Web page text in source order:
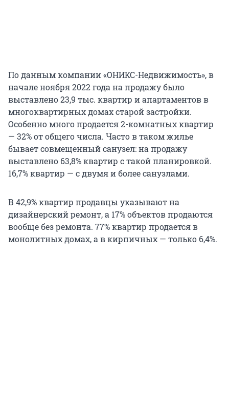
По данным компании «ОНИКС-Недвижимость», в
начале ноября 2022 года на продажу было
выставлено 23,9 тыс. квартир и апартаментов в
многоквартирных домах старой застройки.
Особенно много продается 2-комнатных квартир
— 32% от общего числа. Часто в таком жилье
бывает совмещенный санузел: на продажу
выставлено 63,8% квартир с такой планировкой.
16,7% квартир — с двумя и более санузлами.
В 42,9% квартир продавцы указывают на
дизайнерский ремонт, а 17% объектов продаются
вообще без ремонта. 77% квартир продается в
монолитных домах, а в кирпичных — только 6,4%.